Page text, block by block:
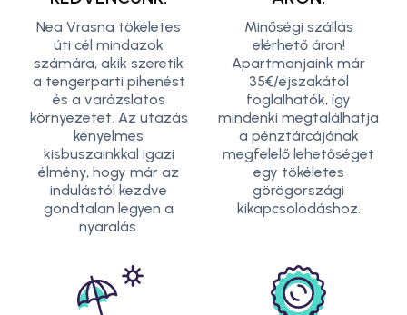
Nea Vrasna tökéletes
úti cél mindazok
számára, akik szeretik
a tengerparti pihenést
és a varázslatos
környezetet. Az utazás
kényelmes
kisbuszainkkal igazi
élmény, hogy már az
indulástól kezdve
gondtalan legyen a
nyaralás.
Minőségi szállás
elérhető áron!
Apartmanjaink már
35€/éjszakától
foglalhatók, így
mindenki megtalálhatja
a pénztárcájának
megfelelő lehetőséget
egy tökéletes
görögországi
kikapcsolódáshoz.